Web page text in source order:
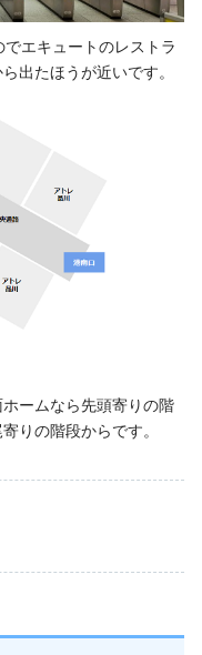
エキュートのレストラ
出たほうが近いです。
ームなら先頭寄りの階
りの階段からです。